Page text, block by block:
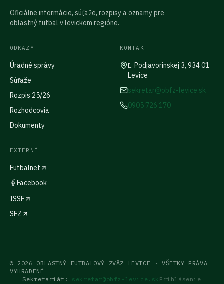
Oficiálne informácie, súťaže, rozpisy a oznamy pre
oblastný futbal v levickom regióne.
ODKAZY
Úradné správy
Súťaže
Rozpis 25/26
Rozhodcovia
Dokumenty
KONTAKT
Ľ. Podjavorinskej 3, 934 01
Levice
sekretar@obfz-levice.sk
0905 726 170
EXTERNÉ
Futbalnet
Facebook
ISSF
SFZ
© 2026 OBLASTNÝ FUTBALOVÝ ZVÄZ LEVICE · VŠETKY PRÁVA
VYHRADENÉ
Sekretariát: sekretar@obfz-levice.sk Prihlásenie